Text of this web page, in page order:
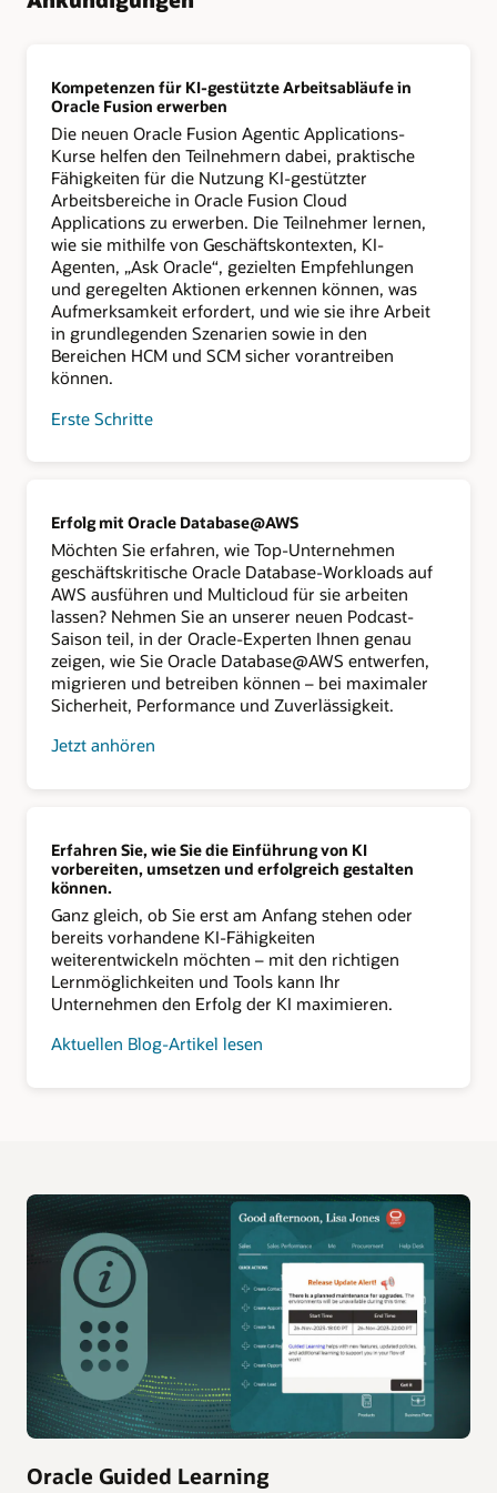
Kompetenzen für KI-gestützte Arbeitsabläufe in
Oracle Fusion erwerben
Die neuen Oracle Fusion Agentic Applications-
Kurse helfen den Teilnehmern dabei, praktische
Fähigkeiten für die Nutzung KI-gestützter
Arbeitsbereiche in Oracle Fusion Cloud
Applications zu erwerben. Die Teilnehmer lernen,
wie sie mithilfe von Geschäftskontexten, KI-
Agenten, „Ask Oracle“, gezielten Empfehlungen
und geregelten Aktionen erkennen können, was
Aufmerksamkeit erfordert, und wie sie ihre Arbeit
in grundlegenden Szenarien sowie in den
Bereichen HCM und SCM sicher vorantreiben
können.
Erste Schritte
Erfolg mit Oracle Database@AWS
Möchten Sie erfahren, wie Top-Unternehmen
geschäftskritische Oracle Database-Workloads auf
AWS ausführen und Multicloud für sie arbeiten
lassen? Nehmen Sie an unserer neuen Podcast-
Saison teil, in der Oracle-Experten Ihnen genau
zeigen, wie Sie Oracle Database@AWS entwerfen,
migrieren und betreiben können – bei maximaler
Sicherheit, Performance und Zuverlässigkeit.
Jetzt anhören
Erfahren Sie, wie Sie die Einführung von KI
vorbereiten, umsetzen und erfolgreich gestalten
können.
Ganz gleich, ob Sie erst am Anfang stehen oder
bereits vorhandene KI-Fähigkeiten
weiterentwickeln möchten – mit den richtigen
Lernmöglichkeiten und Tools kann Ihr
Unternehmen den Erfolg der KI maximieren.
Aktuellen Blog-Artikel lesen
Oracle Guided Learning